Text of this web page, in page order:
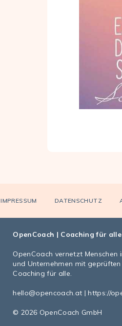
IMPRESSUM DATENSCHUTZ
OpenCoach | Coaching für alle
OpenCoach vernetzt Menschen
und Unternehmen mit
Coaching für alle.
hello@opencoach.at |https://
© 2026 OpenCoach GmbH